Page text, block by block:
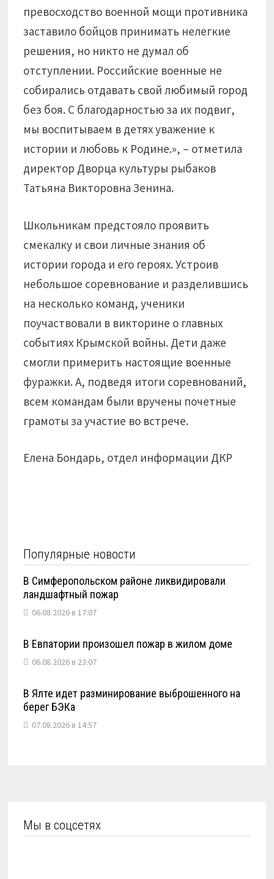
превосходство военной мощи противника
заставило бойцов принимать нелегкие
решения, но никто не думал об
отступлении. Российские военные не
собирались отдавать свой любимый город
без боя. С благодарностью за их подвиг,
мы воспитываем в детях уважение к
истории и любовь к Родине.», – отметила
директор Дворца культуры рыбаков
Татьяна Викторовна Зенина.
Школьникам предстояло проявить
смекалку и свои личные знания об
истории города и его героях. Устроив
небольшое соревнование и разделившись
на несколько команд, ученики
поучаствовали в викторине о главных
событиях Крымской войны. Дети даже
смогли примерить настоящие военные
фуражки. А, подведя итоги соревнований,
всем командам были вручены почетные
грамоты за участие во встрече.
Елена Бондарь, отдел информации ДКР
Популярные новости
В Симферопольском районе ликвидировали
ландшафтный пожар
06.08.2026 в 17:07
В Евпатории произошел пожар в жилом доме
06.08.2026 в 23:07
В Ялте идет разминирование выброшенного на
берег БЭКа
07.08.2026 в 14:57
Мы в соцсетях